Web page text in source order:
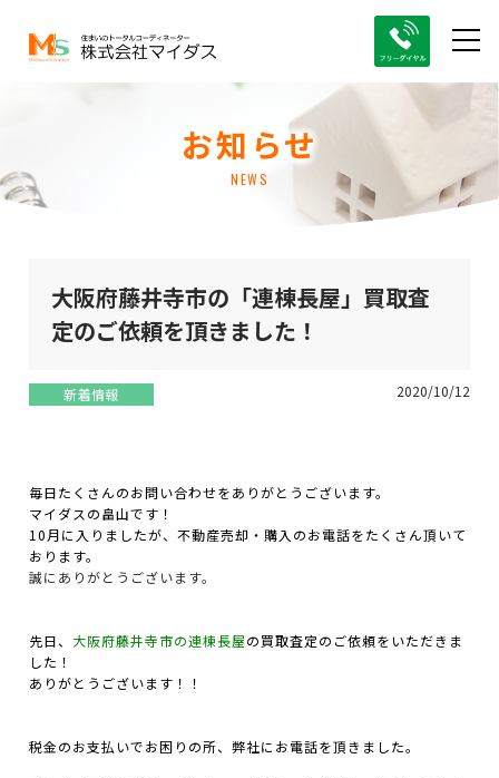
お知らせ
NEWS
大阪府藤井寺市の「連棟長屋」買取査
定のご依頼を頂きました！
新着情報 2020/10/12
毎日たくさんのお問い合わせをありがとうございます。
マイダスの畠山です！
10月に入りましたが、不動産売却・購入のお電話をたくさん頂いて
おります。
誠にありがとうございます。
先日、 大阪府藤井寺市の連棟長屋の買取査定のご依頼をいただきま
した！
ありがとうございます！！
税金のお支払いでお困りの所、弊社にお電話を頂きました。